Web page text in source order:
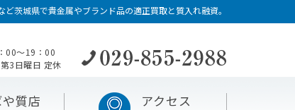
茨城県で貴金属やブランド品の適正買取と質入れ融資。
00〜19：00
3日曜日 定休
質店 アクセス